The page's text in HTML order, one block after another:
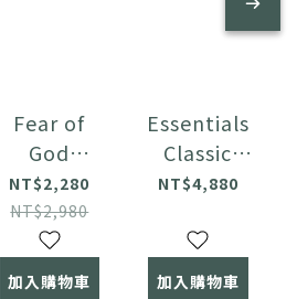
Fear of
God
Essentials
90s Tee
Navy
NT$2,280
NT$2,980
加入購物車
Essentials
Classic
Zip-Up
鍊外套
NT$4,880
加入購物車